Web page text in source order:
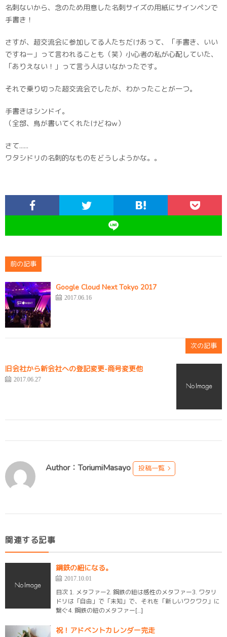
名刺ないから、念のため用意した名刺サイズの用紙にサインペンで
手書き！
さすが、超交流会に参加してる人たちだけあって、「手書き、いい
ですねー」って言われることも（笑）小心者の私が心配していた、
「ありえない！」って言う人はいなかったです。
それで乗り切った超交流会でしたが、わかったことが一つ。
手書きはシンドイ。
（全部、鳥が書いてくれたけどねw）
さて……
​ワタシドリの名刺的なものをどうしようかな。。
前の記事
Google Cloud Next Tokyo 2017
2017.06.16
次の記事
旧会社から新会社への登記変更-商号変更他
2017.06.27
Author：ToriumiMasayo 投稿一覧
関連する記事
鋼鉄の紐になる。
2017.10.01
目次 1. メタファー2. 鋼鉄の紐は感性のメタファー3. ワタリ
ドリは「自由」で「未知」で、それを「新しいワクワク」に
繋ぐ4. 鋼鉄の紐のメタファー[…]
祝！アドベントカレンダー完走